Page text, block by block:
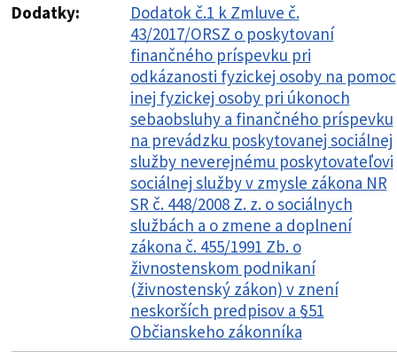
Dodatky:
Dodatok č.1 k Zmluve č.
43/2017/ORSZ o poskytovaní
finančného príspevku pri
odkázanosti fyzickej osoby na pomoc
inej fyzickej osoby pri úkonoch
sebaobsluhy a finančného príspevku
na prevádzku poskytovanej sociálnej
služby neverejnému poskytovateľovi
sociálnej služby v zmysle zákona NR
SR č. 448/2008 Z. z. o sociálnych
službách a o zmene a doplnení
zákona č. 455/1991 Zb. o
živnostenskom podnikaní
(živnostenský zákon) v znení
neskorších predpisov a §51
Občianskeho zákonníka